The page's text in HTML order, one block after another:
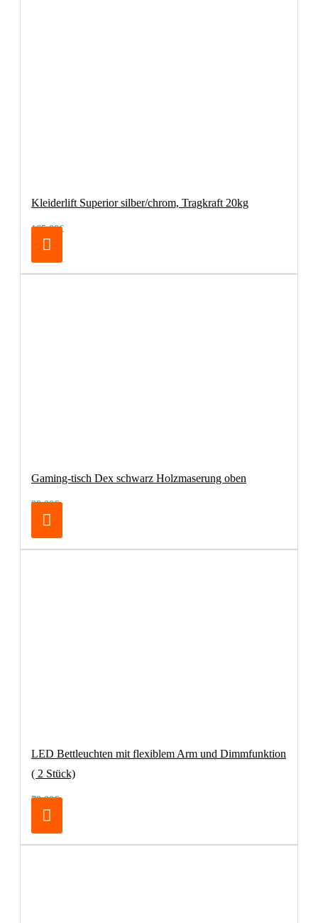
Kleiderlift Superior silber/chrom, Tragkraft 20kg
165,00€
Gaming-tisch Dex schwarz Holzmaserung oben
99,00€
LED Bettleuchten mit flexiblem Arm und Dimmfunktion
( 2 Stück)
79,00€